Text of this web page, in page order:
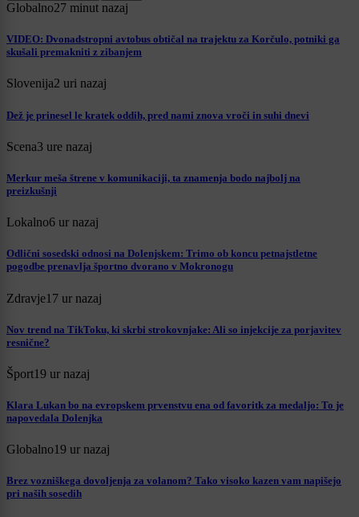
Globalno27 minut nazaj
VIDEO: Dvonadstropni avtobus obtičal na trajektu za Korčulo, potniki ga
skušali premakniti z zibanjem
Slovenija2 uri nazaj
Dež je prinesel le kratek oddih, pred nami znova vroči in suhi dnevi
Scena3 ure nazaj
Merkur meša štrene v komunikaciji, ta znamenja bodo najbolj na
preizkušnji
Lokalno6 ur nazaj
Odlični sosedski odnosi na Dolenjskem: Trimo ob koncu petnajstletne
pogodbe prenavlja športno dvorano v Mokronogu
Zdravje17 ur nazaj
Nov trend na TikToku, ki skrbi strokovnjake: Ali so injekcije za porjavitev
resnične?
Šport19 ur nazaj
Klara Lukan bo na evropskem prvenstvu ena od favoritk za medaljo: To je
napovedala Dolenjka
Globalno19 ur nazaj
Brez vozniškega dovoljenja za volanom? Tako visoko kazen vam napišejo
pri naših sosedih